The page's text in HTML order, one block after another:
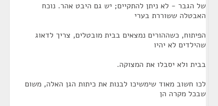
של הגבר - לא ניתן להתקיים; יש גם היבט אהר. נוכח
האבטלה ששוררת בערי
הפיתוח, כשההורים נמצאים בבית מובטלים, צריך לדאוג
שהילדים לא יהיו
בבית ולא יסבלו את המצוקה.
לכו חשוב מאוד שימשיכו לבנות את כיתות הגן האלה, משום
שבכל מקרה הן